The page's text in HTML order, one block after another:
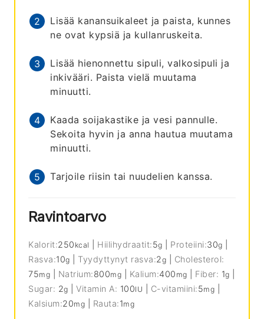
Lisää kanansuikaleet ja paista, kunnes
ne ovat kypsiä ja kullanruskeita.
Lisää hienonnettu sipuli, valkosipuli ja
inkivääri. Paista vielä muutama
minuutti.
Kaada soijakastike ja vesi pannulle.
Sekoita hyvin ja anna hautua muutama
minuutti.
Tarjoile riisin tai nuudelien kanssa.
Ravintoarvo
Kalorit:250 kcal Hiilihydraatit:5g Proteiini:30g
Rasva:10g Tyydyttynyt rasva:2g
Cholesterol:
75mg Natrium:800mg Kalium:400 mg Fiber: 1g
Sugar: 2g |Vitamin A: 100IU C-vitamiini:5mg
Kalsium:20mg Rauta:1mg